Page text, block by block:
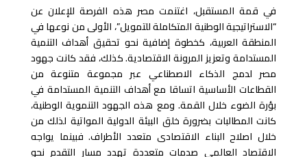
في قمة المستقبل، اغتنمت مصر هذه الفرصة للإعلان عن
“الاستراتيجية الوطنية المتكاملة للتمويل”، الأولى من نوعها في
المنطقة العربية، كخطوة إضافية نحو تحقيق أهداف التنمية
المستدامة وتعزيز المرونة الاقتصادية. كذلك، فقد كانت جهود
مصر لدمج الذكاء الاصطناعي عبر مجموعة متنوعة من
القطاعات الأساسية اتساقا مع أهداف التنمية المستدامة في
بؤرة الضوء خلال القمة. ومع هذه الجهود التنموية الوطنية،
كانت المطالبات بضرورة خلق البيئة الدولية المواتية لذلك من
خلال اصلاح البناء الاقتصادى متعدد الأطراف. فبينما يواجه
الاقتصاد العالمي صدمات متعددة تهدد مسار التقدم نحو